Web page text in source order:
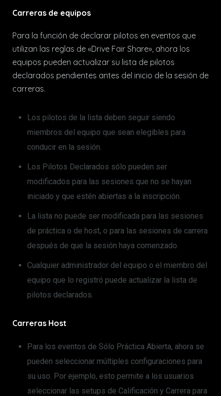
Carreras de equipos
Para la función de declarar pilotos en eventos que
utilizan las reglas de «Drive Fair Share», ahora los
equipos pueden actualizar su lista de pilotos
declarados pendientes antes del inicio de la sesión de
carreras.
Los pilotos de la lista deben seguir siendo
miembros del equipo que sean elegibles para
conducir en la sesión.
Los Pilotos Declarados sólo pueden ser
modificados para las sesiones que no se hayan
iniciado y que estén abiertas a la inscripción.
La lista no puede ser modificada para las sesiones
de práctica o de host, o para las sesiones de carrera
después de que la sesión haya comenzado.
Cualquier administrador del equipo o el miembro del
equipo que lo registró puede actualizar la lista de
pilotos declarados.
Carreras Host
Para los eventos de Sólo Práctica Abierta, ahora se
pueden seleccionar múltiples configuraciones para
su uso. Por ejemplo, esto permite a los usuarios
seleccionar las setups de Calificación y Carrera para